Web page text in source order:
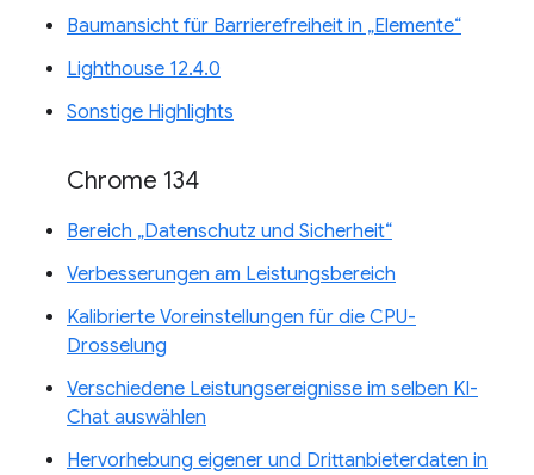
Baumansicht für Barrierefreiheit in „Elemente“
Lighthouse 12.4.0
Sonstige Highlights
Chrome 134
Bereich „Datenschutz und Sicherheit“
Verbesserungen am Leistungsbereich
Kalibrierte Voreinstellungen für die CPU-
Drosselung
Verschiedene Leistungsereignisse im selben KI-
Chat auswählen
Hervorhebung eigener und Drittanbieterdaten in